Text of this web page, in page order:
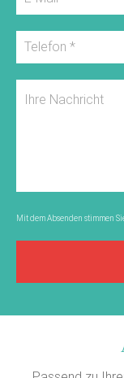
Mit dem Absenden stimmen